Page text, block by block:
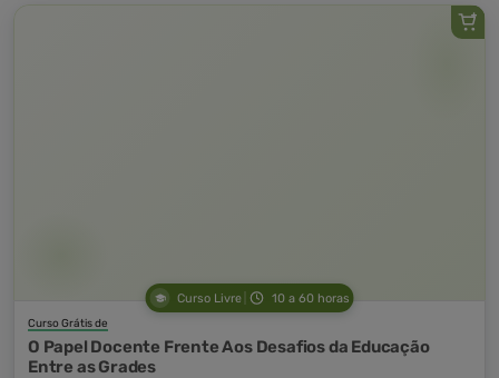
Curso Livre 10 a 60 horas
Curso Grátis de
O Papel Docente Frente Aos Desafios da Educação
Entre as Grades